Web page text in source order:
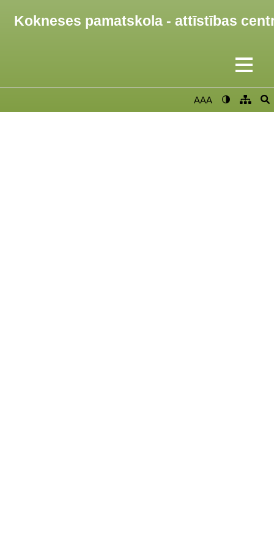
Kokneses pamatskola - attīstības
AAA